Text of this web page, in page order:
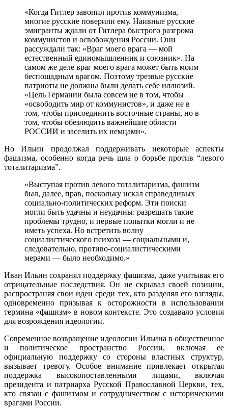
«Когда Гитлер завопил против коммунизма,
многие русские поверили ему. Наивные русские
эмигранты ждали от Гитлера быстрого разгрома
коммунистов и освобождения России. Они
рассуждали так: «Враг моего врага — мой
естественный единомышленник и союзник». На
самом же деле враг моего врага может быть моим
беспощадным врагом. Поэтому трезвые русские
патриоты не должны были делать себе иллюзий.
«Цель Германии была совсем не в том, чтобы
«освободить мир от коммунистов», и даже не в
том, чтобы присоединить восточные страны, но в
том, чтобы обезлюдить важнейшие области
РОССИИ и заселить их немцами».
Но Ильин продолжал поддерживать некоторые аспекты
фашизма, особенно когда речь шла о борьбе против “левого
тоталитаризма”.
«Выступая против левого тоталитаризма, фашизм
был, далее, прав, поскольку искал справедливых
социально-политических реформ. Эти поиски
могли быть удачны и неудачны: разрешать такие
проблемы трудно, и первые попытки могли и не
иметь успеха. Но встретить волну
социалистического психоза — социальными и,
следовательно, противо-социалистическими
мерами — было необходимо.»
Иван Ильин сохранял поддержку фашизма, даже учитывая его
отрицательные последствия. Он не скрывал своей позиции,
распространяя свои идеи среди тех, кто разделял его взгляды,
одновременно призывая к осторожности в использовании
термина «фашизм» в новом контексте. Это создавало условия
для возрождения идеологии.
Современное возвращение идеологии Ильина в общественное
и политическое пространство России, включая ее
официальную поддержку со стороны властных структур,
вызывает тревогу. Особое внимание привлекает открытая
поддержка высокопоставленными лицами, включая
президента и патриарха Русской Православной Церкви, тех,
кто связан с фашизмом и сотрудничеством с историческими
врагами России.